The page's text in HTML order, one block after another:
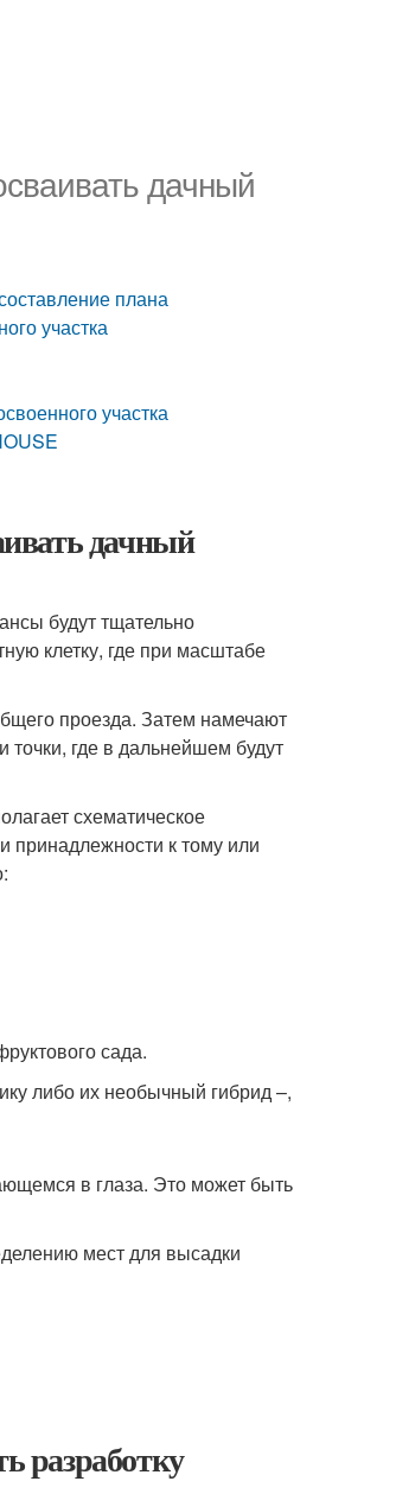
дачный
плана
участка
участка
дачный
будут тщательно
клетку, где при масштабе
проезда. Затем намечают
где в дальнейшем будут
схематическое
принадлежности к тому или
сада.
либо их необычный гибрид –,
в глаза. Это может быть
мест для высадки
разработку